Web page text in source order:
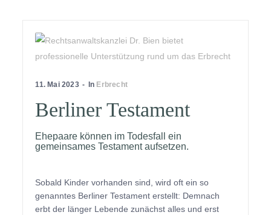
11. Mai 2023 In Erbrecht
Berliner Testament
Ehepaare können im Todesfall ein
gemeinsames Testament aufsetzen.
Sobald Kinder vorhanden sind, wird oft ein so
genanntes Berliner Testament erstellt: Demnach
erbt der länger Lebende zunächst alles und erst